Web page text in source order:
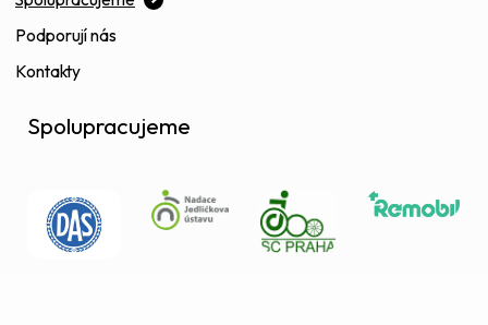
Podporují nás
Kontakty
Spolupracujeme